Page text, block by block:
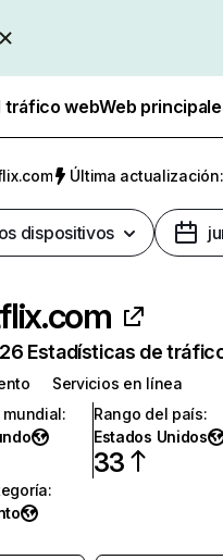
tráfico webWeb
Última
dispositivos
Estadísticas de
Servicios en línea
:
Rango del país:
Estados Unidos
33
: